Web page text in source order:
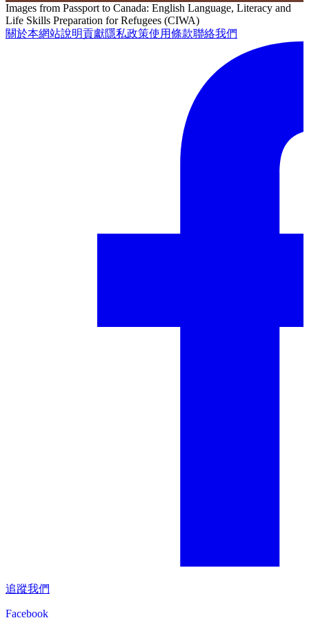
Images from Passport to Canada: English Language, Literacy and
Life Skills Preparation for Refugees (CIWA)
關於本網站說明貢獻隱私政策使用條款聯絡我們
追蹤我們
Facebook